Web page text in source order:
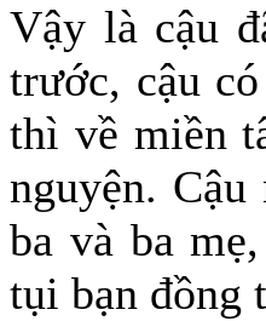
Vậy là cậu
trước, cậu
thì về miền
nguyện.
ba và ba
tụi bạn đồng